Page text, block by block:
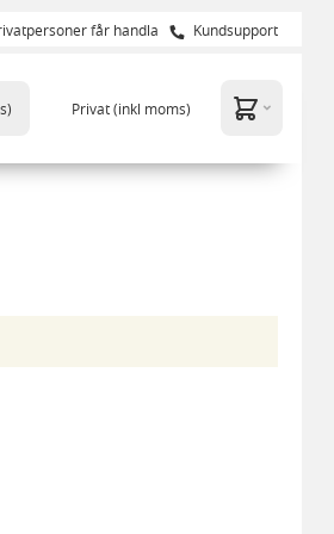
får handla Kundsupport
Privat(inkl moms)